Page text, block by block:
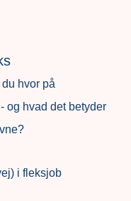
hvor på
og hvad det betyder
i fleksjob